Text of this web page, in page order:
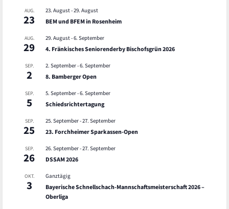
AUG.
23
23. August-29. August
BEM und BFEM in Rosenheim
AUG.
29
29. August-6. September
4. Fränkisches Seniorenderby Bischofsgrün 2026
SEP.
2
2. September-6. September
8. Bamberger Open
SEP.
5
5. September-6. September
Schiedsrichtertagung
SEP.
25
25. September-27. September
23. Forchheimer Sparkassen-Open
SEP.
26
26. September-27. September
DSSAM 2026
OKT.
3
Ganztägig
Bayerische Schnellschach-Mannschaftsmeisterschaft 2026 –
Oberliga